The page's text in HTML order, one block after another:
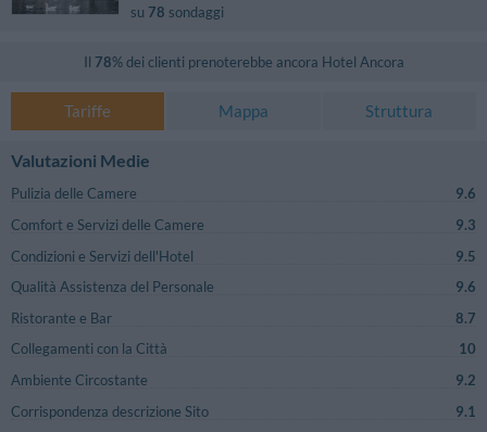
su 78 sondaggi
Il 78% dei clienti prenoterebbe ancora Hotel Ancora
Tariffe Mappa Struttura
Valutazioni Medie
Pulizia delle Camere
9.6
Comfort e Servizi delle Camere
9.3
Condizioni e Servizi dell'Hotel
9.5
Qualità Assistenza del Personale
9.6
Ristorante e Bar
8.7
Collegamenti con la Città
10
Ambiente Circostante
9.2
Corrispondenza descrizione Sito
9.1